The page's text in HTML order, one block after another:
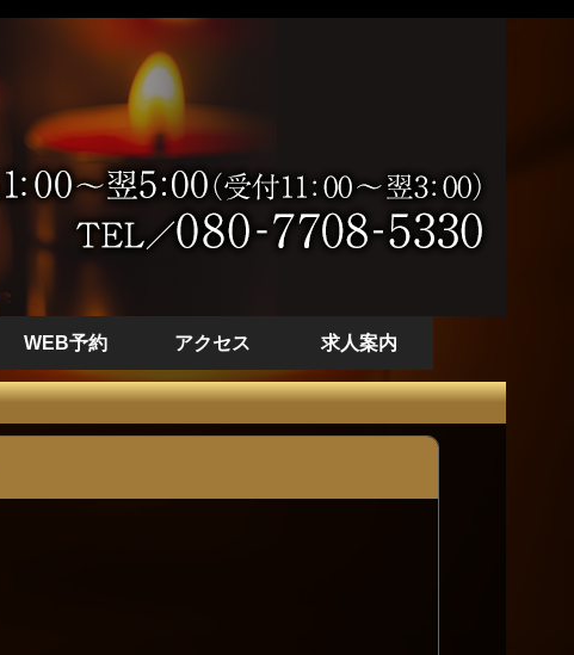
WEB予約 アクセス 求人案内